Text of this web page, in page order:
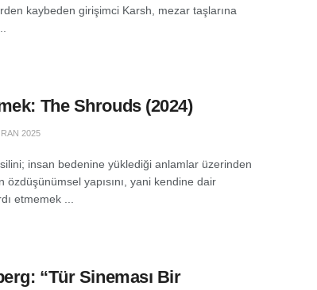
kaybeden girişimci Karsh, mezar taşlarına
The Shrouds (2024)
2025
insan bedenine yüklediği anlamlar üzerinden
özdüşünümsel yapısını, yani kendine dair
etmemek ...
“Tür Sineması Bir